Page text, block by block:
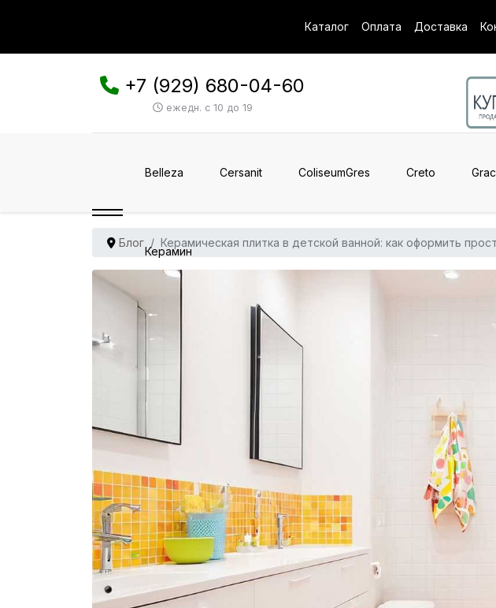
Каталог Оплата Доставка
+7 (929) 680-04-60
ежедн. с 10 до 19
Belleza Cersanit ColiseumGres Creto
Керамин
Блог Керамическая плитка в детской ванной: как оформить